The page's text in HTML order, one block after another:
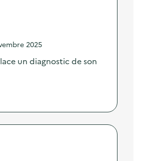
2025
un diagnostic de son